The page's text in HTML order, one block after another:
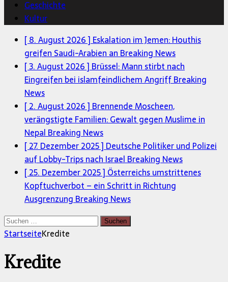
Geschichte
Kultur
[ 8. August 2026 ] Eskalation im Jemen: Houthis
greifen Saudi-Arabien an Breaking News
[ 3. August 2026 ] Brüssel: Mann stirbt nach
Eingreifen bei islamfeindlichem AngriffBreaking
News
[ 2. August 2026 ] Brennende Moscheen,
verängstigte Familien: Gewalt gegen Muslime in
Nepal Breaking News
[ 27. Dezember 2025 ] Deutsche Politiker und Polizei
auf Lobby-Trips nach Israel Breaking News
[ 25. Dezember 2025 ] Österreichs umstrittenes
Kopftuchverbot – ein Schritt in Richtung
Ausgrenzung Breaking News
Suchen
nach:
StartseiteKredite
Kredite